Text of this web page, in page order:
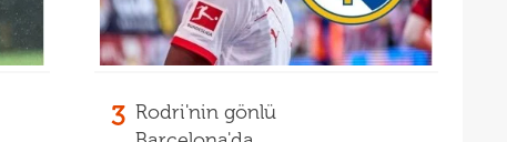
3 Rodri'nin gönlü